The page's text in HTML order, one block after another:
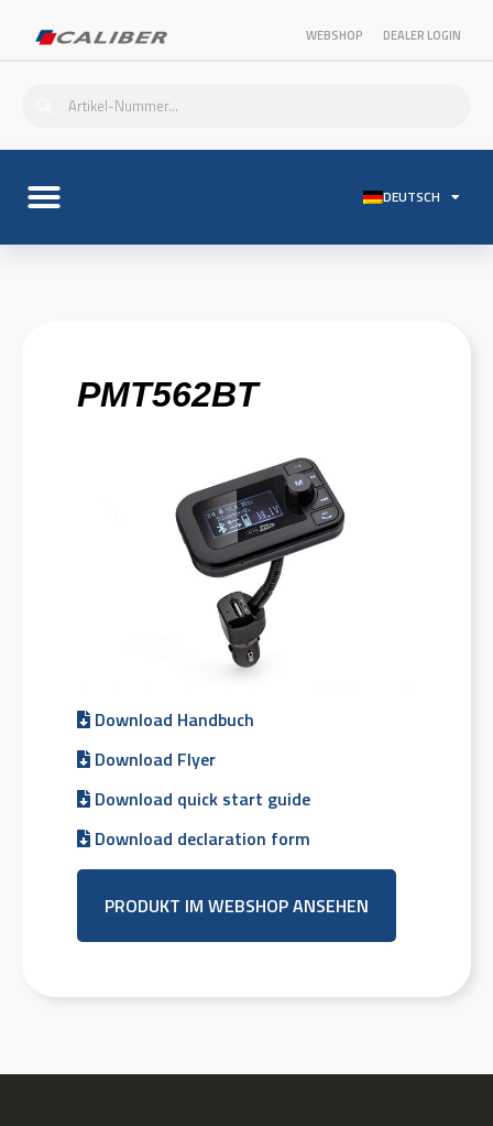
WEBSHOP DEALER LOGIN
DEUTSCH
PMT562BT
Download Handbuch
Download Flyer
Download quick start guide
Download declaration form
PRODUKT IM WEBSHOP ANSEHEN